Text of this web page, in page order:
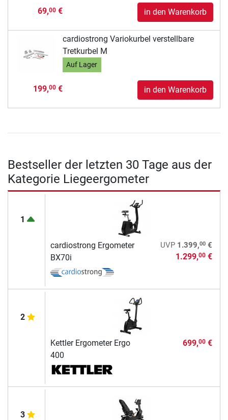
69,00€ in den Warenkorb
cardiostrong Variokurbel verstellbare
Tretkurbel M
Auf Lager
199,00€ in den Warenkorb
Bestseller der letzten 30 Tage aus der
Kategorie Liegeergometer
1
cardiostrong Ergometer
BX70i
UVP 1.399,00€
1.299,00€
2
Kettler Ergometer Ergo
400
699,00€
3